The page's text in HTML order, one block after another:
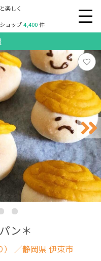
楽しく
ョップ4,400件
ン＊
／静岡県 伊東市